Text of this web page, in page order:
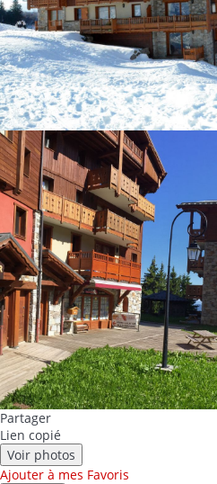
Partager
Lien copié
Voir photos
Ajouter à mes Favoris